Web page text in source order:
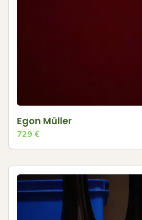
Egon Müller
729 €